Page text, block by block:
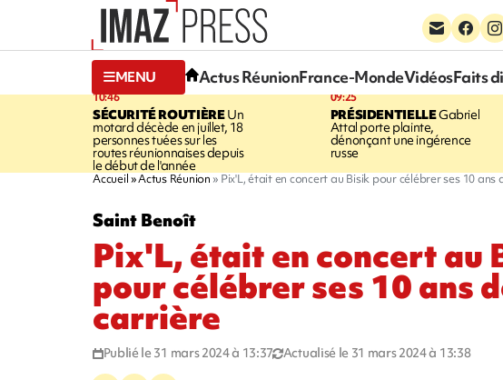
MENU Actus RéunionFrance-MondeVidéosFaits
10:46
SÉCURITÉ ROUTIÈREUn
motard décède en juillet, 18
personnes tuées sur les
routes réunionnaises depuis
le début de l'année
09:25
PRÉSIDENTIELLEGabriel
Attal porte plainte,
dénonçant une ingérence
russe
Accueil Actus Réunion Pix'L, était en concert au Bisik pour célébrer ses 10 ans
Saint Benoît
Pix'L, était en concert au
pour célébrer ses 10 ans
carrière
Publié le 31 mars 2024 à 13:37 Actualisé le 31 mars 2024 à 13:38